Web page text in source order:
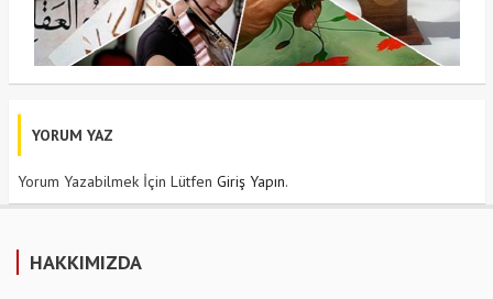
YORUM YAZ
Yorum Yazabilmek İçin Lütfen Giriş Yapın.
HAKKIMIZDA